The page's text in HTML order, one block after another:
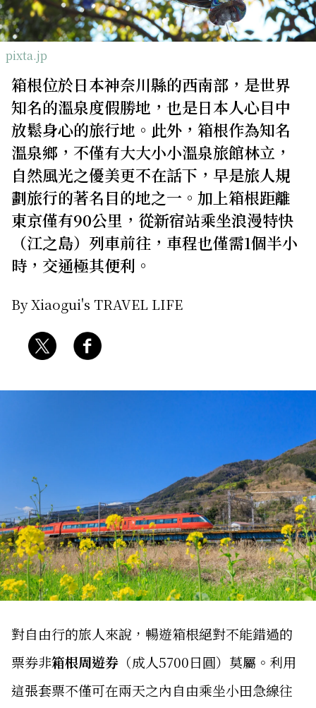
關於我們
網站政策
pixta.jp
箱根位於日本神奈川縣的西南部，是世界
知名的溫泉度假勝地，也是日本人心目中
放鬆身心的旅行地。此外，箱根作為知名
溫泉鄉，不僅有大大小小溫泉旅館林立，
自然風光之優美更不在話下，早是旅人規
劃旅行的著名目的地之一。加上箱根距離
東京僅有90公里，從新宿站乘坐浪漫特快
（江之島）列車前往，車程也僅需1個半小
時，交通極其便利。
By Xiaogui's TRAVEL LIFE
對自由行的旅人來說，暢遊箱根絕對不能錯過的
票券非箱根周遊券 （成人5700日圓）莫屬。利用
這張套票不僅可在兩天之內自由乘坐小田急線往